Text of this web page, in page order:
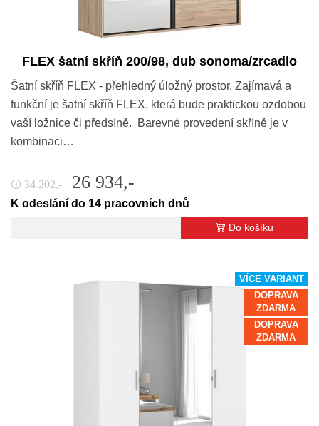
FLEX šatní skříň 200/98, dub sonoma/zrcadlo
Šatní skříň FLEX - přehledný úložný prostor. Zajímavá a
funkční je šatní skříň FLEX, která bude praktickou ozdobou
vaší ložnice či předsíně. Barevné provedení skříně je v
kombinaci…
🛈 34 202,- 26 934,-
K odeslání do 14 pracovních dnů
Do košíku
VÍCE VARIANT
DOPRAVA
ZDARMA
DOPRAVA
ZDARMA